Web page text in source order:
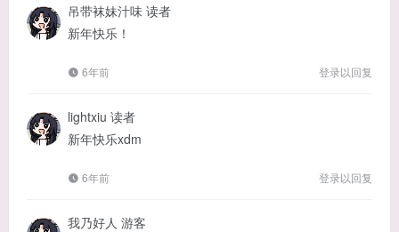
吊带袜妹汁味 读者
新年快乐！
6年前 登录以回复
lightxiu 读者
新年快乐xdm
6年前 登录以回复
我乃好人 游客